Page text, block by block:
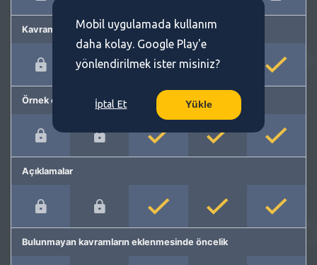
Kavram önerme
Örnek cümleler
Açıklamalar
Bulunmayan kavramların eklenmesinde öncelik
Mobil uygulamada kullanım
daha kolay. Google Play'e
yönlendirilmek ister misiniz?
İptal Et Yükle